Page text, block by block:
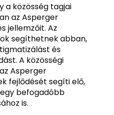
a közösség tagjai
az Asperger
jellemzőit. Az
segíthetnek abban,
és
A közösségi
Asperger
fejlődését segíti elő,
befogadóbb
is.